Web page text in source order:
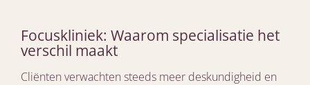
Focuskliniek: Waarom specialisatie het
verschil maakt
Cliënten verwachten steeds meer deskundigheid en